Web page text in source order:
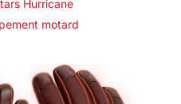
Hurricane
motard